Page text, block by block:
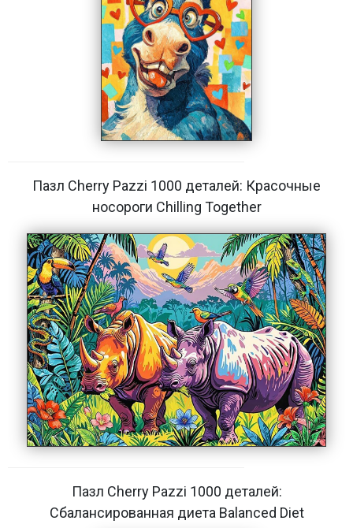
Пазл Cherry Pazzi 1000 деталей: Красочные
носороги Chilling Together
Пазл Cherry Pazzi 1000 деталей:
Сбалансированная диета Balanced Diet